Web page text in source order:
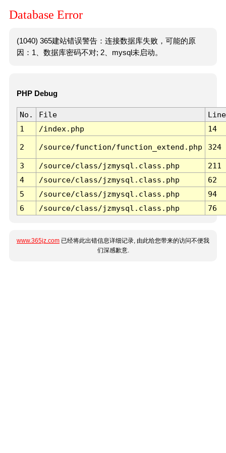
Database Error
(1040) 365建站错误警告：连接数据库失败，可能的原
因：1、数据库密码不对; 2、mysql未启动。
PHP Debug
No. File
Line
1
/index.php 14
2 /source/function/function_extend.php 324
3 /source/class/jzmysql.class.php
211
4
/source/class/jzmysql.class.php
62
5
/source/class/jzmysql.class.php
94
6
/source/class/jzmysql.class.php 76
www.365jz.com 已经将此出错信息详细记录, 由此给您带来的访问不便我
们深感歉意.